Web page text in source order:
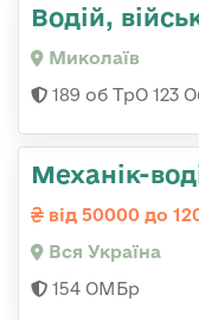
Водій,
Миколаїв
189 об ТрО 123
Механік-
від 50000 до
Вся Україна
154 ОМБр